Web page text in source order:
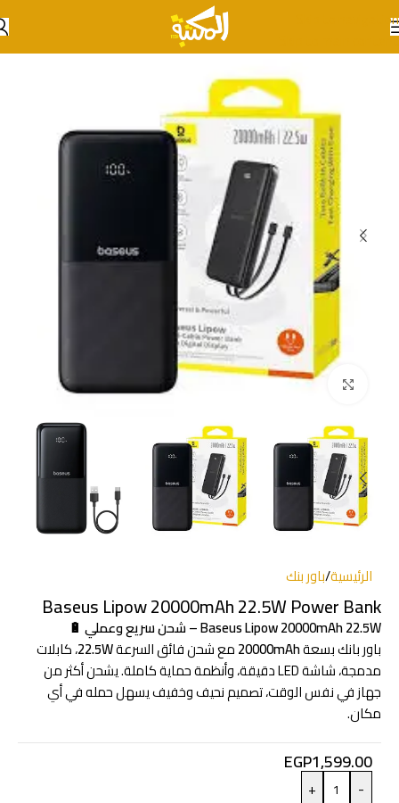
Skip to navigation
Skip to main content
انقر للتكبير
الرئيسية/باور بنك
Baseus Lipow 20000mAh 22.5W Power Bank
Baseus Lipow 20000mAh 22.5W – شحن سريع وعملي 🔋
باور بانك بسعة20000mAhمع شحن فائق السرعة22.5W، كابلات
مدمجة، شاشة LED دقيقة، وأنظمة حماية كاملة. يشحن أكثر من
جهاز في نفس الوقت، تصميم نحيف وخفيف يسهل حمله في أي
مكان.
EGP1,599.00
-
+